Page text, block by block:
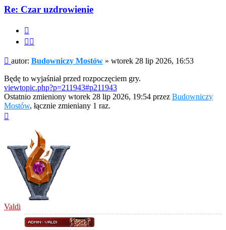
Re: Czar uzdrowienie
Post
autor: Budowniczy Mostów » wtorek 28 lip 2026, 16:53
Będę to wyjaśniał przed rozpoczęciem gry.
viewtopic.php?p=211943#p211943
Ostatnio zmieniony wtorek 28 lip 2026, 19:54 przez Budowniczy
Mostów, łącznie zmieniany 1 raz.
Valdi